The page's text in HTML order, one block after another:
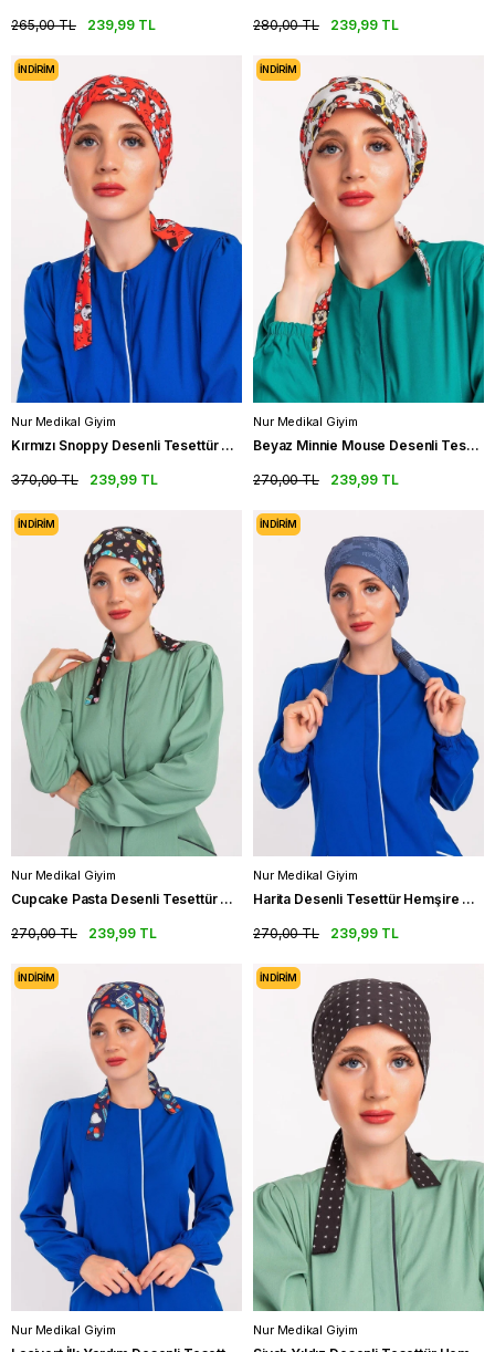
239,99 TL
265,00 TL 239,99 TL
280,00 TL
Nur Medikal Giyim
Kırmızı Snoppy Desenli Tesettür Hemşire Bonesi Doktor Cerrahi Bone
239,99 TL
370,00 TL
İNDIRIM
Nur Medikal Giyim
Beyaz Minnie Mouse Desenli Tesettür Hemşire Bonesi Cerrahi Bone
239,99 TL
270,00 TL
İNDIRIM
Nur Medikal Giyim
Cupcake Pasta Desenli Tesettür Aşçı Bonesi Restoran Şef Bonesi
239,99 TL
270,00 TL
İNDIRIM
Nur Medikal Giyim
Harita Desenli Tesettür Hemşire Bone Hekim Doktor Cerrahi Bone
239,99 TL
270,00 TL
İNDIRIM
Nur Medikal Giyim
İNDIRIM
Nur Medikal Giyim
İNDIRIM